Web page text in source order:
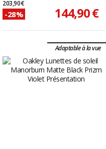
203,90 €
-28% 144,90 €
Adaptable à la vue